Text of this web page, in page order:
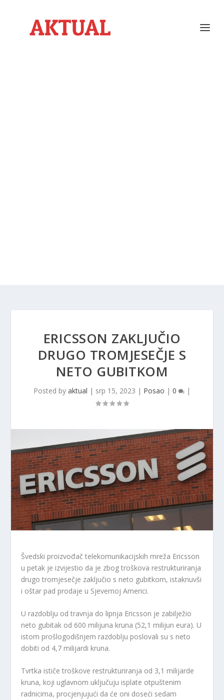
ERICSSON ZAKLJUČIO
DRUGO TROMJESEČJE S
NETO GUBITKOM
Posted by aktual | srp 15, 2023 | Posao | 0 |
Švedski proizvođač telekomunikacijskih mreža Ericsson
u petak je izvijestio da je zbog troškova restrukturiranja
drugo tromjesečje zaključio s neto gubitkom, istaknuvši
i oštar pad prodaje u Sjevernoj Americi.
U razdoblju od travnja do lipnja Ericsson je zabilježio
neto gubitak od 600 milijuna kruna (52,1 milijun eura). U
istom prošlogodišnjem razdoblju poslovali su s neto
dobiti od 4,7 milijardi kruna.
Tvrtka ističe troškove restrukturiranja od 3,1 milijarde
kruna, koji uglavnom uključuju isplate otpuštenim
radnicima, procjenjujući da će oni doseći sedam